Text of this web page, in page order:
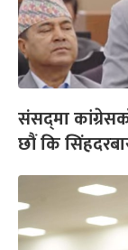
संसद्‌मा
छौं कि